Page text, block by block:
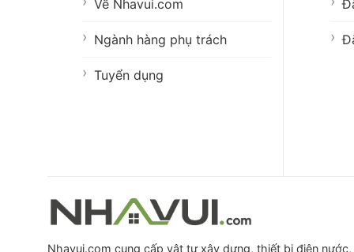
Về Nhavui.com
Ngành hàng phụ trách
Tuyển dụng
Nhavui.com cung cấp vật tư xây dựng, thiết bị điện nước,